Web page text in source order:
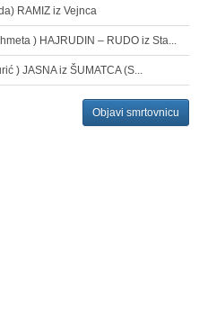
RAMIZ iz Vejnca
) HAJRUDIN – RUDO iz Sta...
) JASNA iz ŠUMATCA (S...
Objavi smrtovnicu